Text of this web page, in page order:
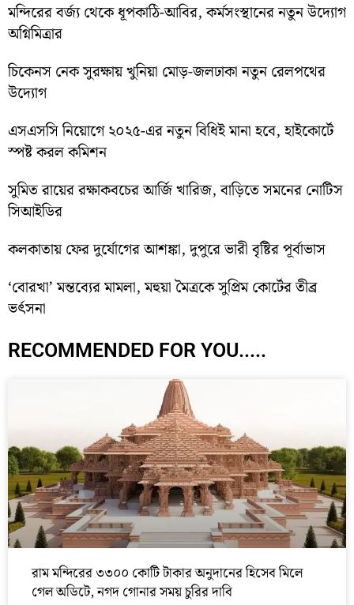
মন্দিরের বর্জ্য থেকে ধূপকাঠি-আবির, কর্মসংস্থানের নতুন উদ্যোগ
অগ্নিমিত্রার
চিকেনস নেক সুরক্ষায় খুনিয়া মোড়-জলঢাকা নতুন রেলপথের
উদ্যোগ
এসএসসি নিয়োগে ২০২৫-এর নতুন বিধিই মানা হবে, হাইকোর্টে
স্পষ্ট করল কমিশন
সুমিত রায়ের রক্ষাকবচের আর্জি খারিজ, বাড়িতে সমনের নোটিস
সিআইডির
কলকাতায় ফের দুর্যোগের আশঙ্কা, দুপুরে ভারী বৃষ্টির পূর্বাভাস
‘বোরখা’ মন্তব্যের মামলা, মহুয়া মৈত্রকে সুপ্রিম কোর্টের তীব্র
ভর্ৎসনা
RECOMMENDED FOR YOU.....
রাম মন্দিরের ৩৩০০ কোটি টাকার অনুদানের হিসেব মিলে
গেল অডিটে, নগদ গোনার সময় চুরির দাবি